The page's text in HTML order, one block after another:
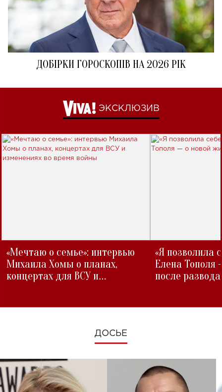
ДОБІРКИ ГОРОСКОПІВ НА 2026 РІК
ЭКСКЛЮЗИВ
«Мечтаю о семье»: интервью
Михаила Хомы о планах,
концертах для ВСУ и
«Я позволила
Елена Тополя
после развода
ДОСЬЕ